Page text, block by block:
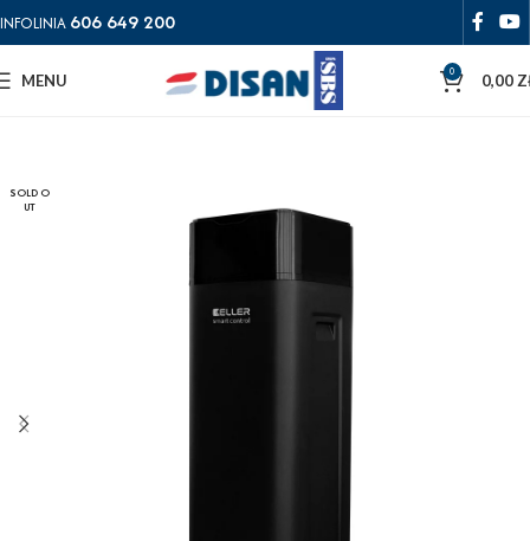
INFOLINIA 606 649 200
MENU 0 0,00
SOLD O
UT